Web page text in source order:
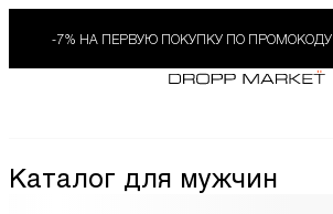
-7% НА ПЕРВУЮ ПОКУПКУ ПО ПРОМОКОДУ
Каталог для мужчин